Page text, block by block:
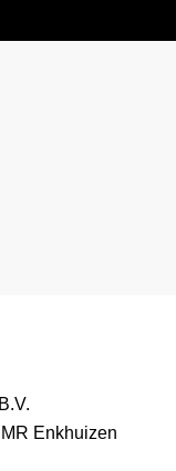
Enkhuizen